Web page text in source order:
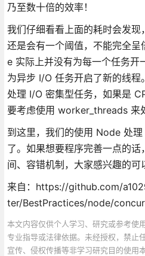
乃至数十倍的效率！
我们仔细看看上面的耗时会发
还是会有一个阈值，不能完全
e 实际上并没有为每一个任务开
为异步 I/O 任务开启了新的线
处理 I/O 密集型任务，如果是
要考虑使用 worker_threads 来
到这里，我们的使用 Node 处
了。如果想要程序完善一点的
间、容错机制，大家感兴趣的可
来自：https://github.com/
ter/BestPractices/node/
本文内容仅供个人学习、研究或参考使
专业指导或法律依据。未经授权，禁止
宣传、侵权传播等非学习研究目的使用